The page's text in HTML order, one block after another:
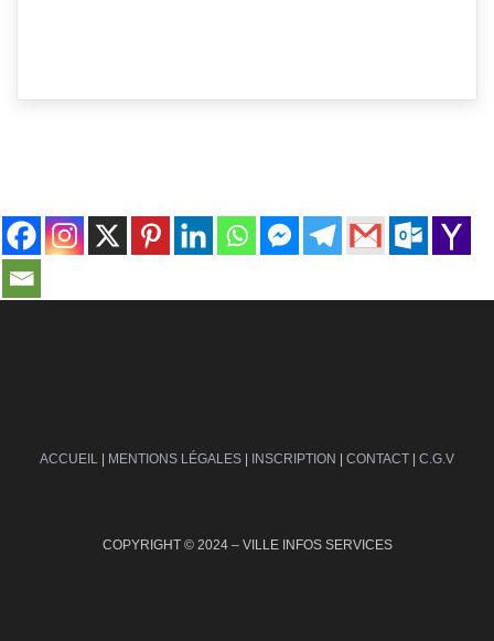
ACCUEIL | MENTIONS LÉGALES | INSCRIPTION | CONTACT | C.G.V
COPYRIGHT © 2024 – VILLE INFOS SERVICES